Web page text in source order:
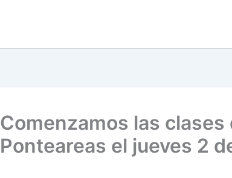
Comenzamos las clases
Ponteareas el jueves 2